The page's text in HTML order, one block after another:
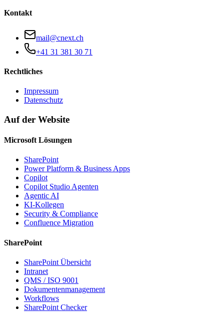
Kontakt
mail@cnext.ch
+41 31 381 30 71
Rechtliches
Impressum
Datenschutz
Auf der Website
Microsoft Lösungen
SharePoint
Power Platform & Business Apps
Copilot
Copilot Studio Agenten
Agentic AI
KI-Kollegen
Security & Compliance
Confluence Migration
SharePoint
SharePoint Übersicht
Intranet
QMS / ISO 9001
Dokumentenmanagement
Workflows
SharePoint Checker